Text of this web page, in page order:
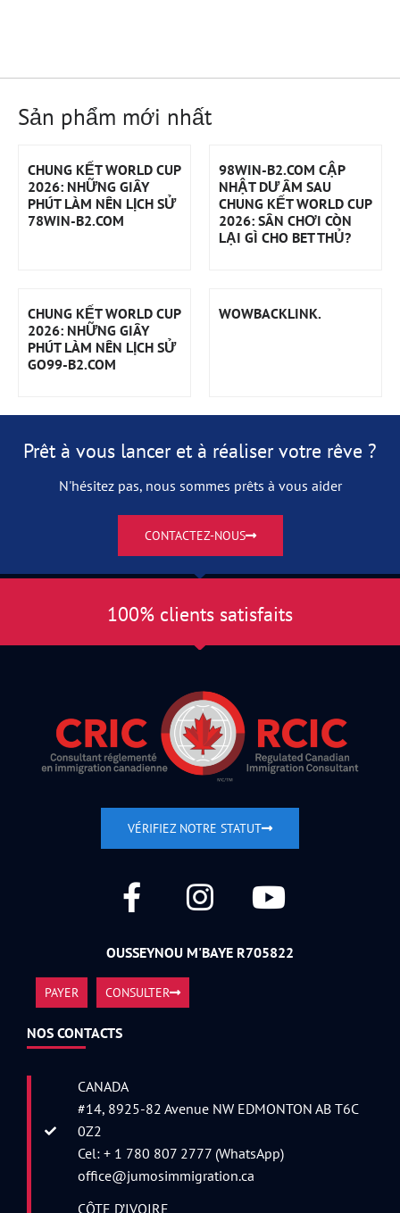
Sản phẩm mới nhất
CHUNG KẾT WORLD CUP
2026: NHỮNG GIÂY
PHÚT LÀM NÊN LỊCH SỬ
78WIN-B2.COM
98WIN-B2.COM CẬP
NHẬT DƯ ÂM SAU
CHUNG KẾT WORLD CUP
2026: SÂN CHƠI CÒN
LẠI GÌ CHO BET THỦ?
CHUNG KẾT WORLD CUP
2026: NHỮNG GIÂY
PHÚT LÀM NÊN LỊCH SỬ
GO99-B2.COM
WOWBACKLINK.
Prêt à vous lancer et à réaliser votre rêve ?
N'hésitez pas, nous sommes prêts à vous aider
CONTACTEZ-NOUS
100% clients satisfaits
VÉRIFIEZ NOTRE STATUT
OUSSEYNOU M'BAYE R705822
PAYER CONSULTER
NOS CONTACTS
CANADA
#14, 8925-82 Avenue NW EDMONTON AB T6C
0Z2
Cel: + 1 780 807 2777 (WhatsApp)
office@jumosimmigration.ca
CÔTE D’IVOIRE